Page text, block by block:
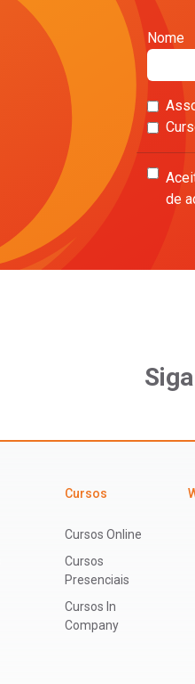
Nome
de
Cursos
Cursos Online
Cursos
Presenciais
Cursos In
Company